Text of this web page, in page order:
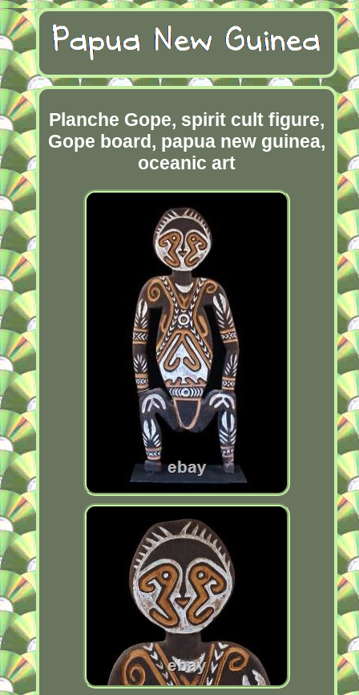
Planche Gope, spirit cult figure,
Gope board, papua new guinea,
oceanic art